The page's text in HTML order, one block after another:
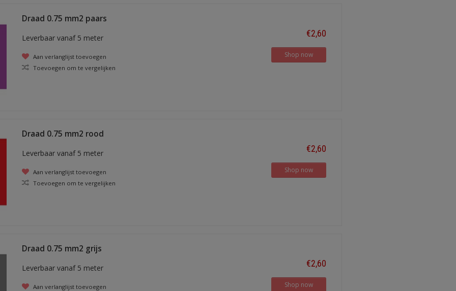
Draad 0.75 mm2 paars
Leverbaar vanaf 5 meter
Aan verlanglijst toevoegen
Toevoegen om te vergelijken
€2,60
Shop now
Draad 0.75 mm2 rood
Leverbaar vanaf 5 meter
Aan verlanglijst toevoegen
Toevoegen om te vergelijken
€2,60
Shop now
Draad 0.75 mm2 grijs
Leverbaar vanaf 5 meter
Aan verlanglijst toevoegen
€2,60
Shop now